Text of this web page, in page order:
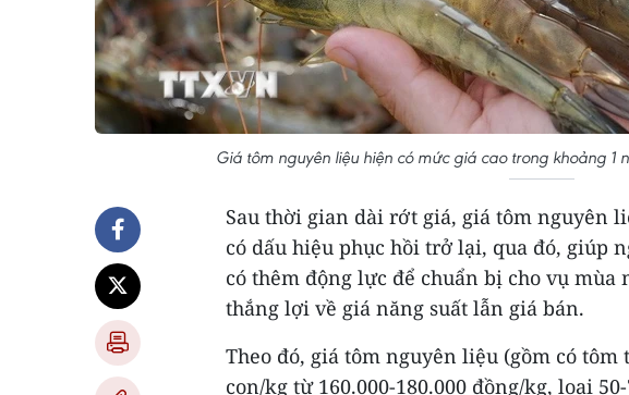
Giá tôm nguyên liệu hiện có mức giá cao trong khoảng 1
Sau thời gian dài rớt giá, giá tôm nguyên
có dấu hiệu phục hồi trở lại, qua đó, giúp
có thêm động lực để chuẩn bị cho vụ mùa
thắng lợi về giá năng suất lẫn giá bán.
Theo đó, giá tôm nguyên liệu (gồm có tôm
con/kg từ 160.000-180.000 đồng/kg, loại